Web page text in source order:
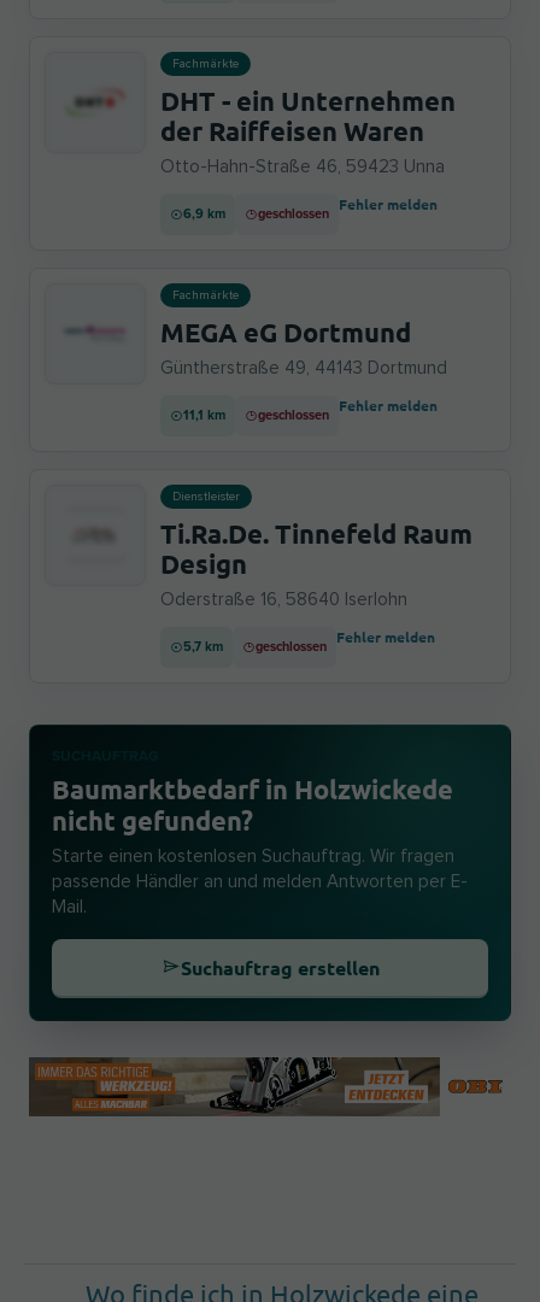
Fachmärkte
DHT - ein Unternehmen
der Raiffeisen Waren
Otto-Hahn-Straße 46, 59423 Unna
6,9 km geschlossen
Fehler melden
Fachmärkte
MEGA eG Dortmund
Güntherstraße 49, 44143 Dortmund
11,1 km geschlossen
Fehler melden
Dienstleister
Ti.Ra.De. Tinnefeld Raum
Design
Oderstraße 16, 58640 Iserlohn
5,7 km geschlossen
Fehler melden
Baumarktbedarf in Holzwickede
nicht gefunden?
Starte einen kostenlosen Suchauftrag. Wir fragen
passende Händler an und melden Antworten per E-
Mail.
Suchauftrag erstellen
Wo finde ich in Holzwickede eine